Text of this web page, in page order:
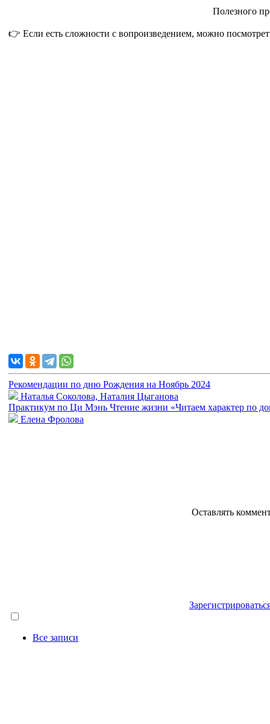
Полезного
👉 Если есть сложности с вопроизведением, можно
Рекомендации по дню Рождения на Ноябрь 2024
Наталья Соколова, Наталия Цыганова
Практикум по Ци Мэнь Чтение жизни «Читаем характер по
Елена Фролова
Оставлять
Все записи